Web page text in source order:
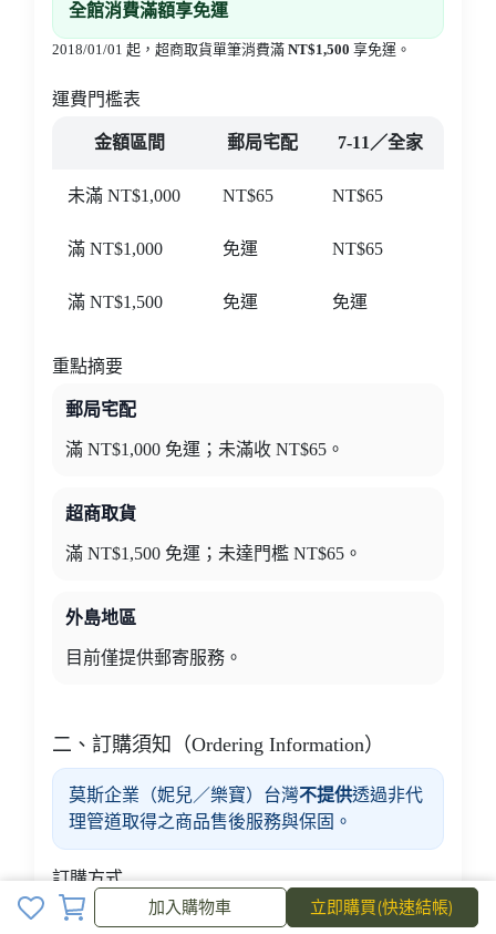
加入購物車
加入購物車 立即購買(快速結帳)
全館消費滿額享免運
2018/01/01 起，超商取貨單筆消費滿 NT$1,500 享免運。
運費門檻表
金額區間 郵局宅配 7-11／全家
未滿 NT$1,000 NT$65 NT$65
滿 NT$1,000 免運 NT$65
滿 NT$1,500 免運 免運
重點摘要
郵局宅配
滿 NT$1,000 免運；未滿收 NT$65。
超商取貨
滿 NT$1,500 免運；未達門檻 NT$65。
外島地區
目前僅提供郵寄服務。
二、訂購須知（Ordering Information）
莫斯企業（妮兒／樂寶）台灣不提供透過非代
理管道取得之商品售後服務與保固。
訂購方式
至 NeoCell 妮兒官方網站「產品購買」頁面